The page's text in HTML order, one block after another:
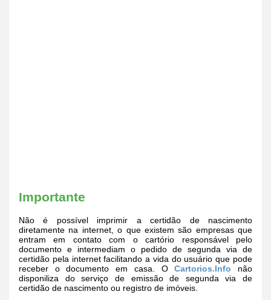
Importante
Não é possível imprimir a certidão de nascimento
diretamente na internet, o que existem são empresas que
entram em contato com o cartório responsável pelo
documento e intermediam o pedido de segunda via de
certidão pela internet facilitando a vida do usuário que pode
receber o documento em casa. OCartorios.Info não
disponiliza do serviço de emissão de segunda via de
certidão de nascimento ou registro de imóveis.